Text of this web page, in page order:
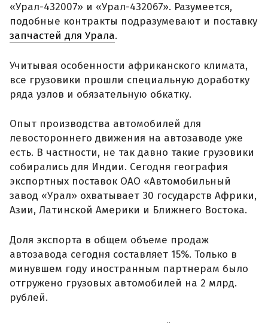
«Урал-432007» и «Урал-432067». Разумеется,
подобные контракты подразумевают и поставку
запчастей для Урала.
Учитывая особенности африканского климата,
все грузовики прошли специальную доработку
ряда узлов и обязательную обкатку.
Опыт производства автомобилей для
левостороннего движения на автозаводе уже
есть. В частности, не так давно такие грузовики
собирались для Индии. Сегодня география
экспортных поставок ОАО «Автомобильный
завод «Урал» охватывает 30 государств Африки,
Азии, Латинской Америки и Ближнего Востока.
Доля экспорта в общем объеме продаж
автозавода сегодня составляет 15%. Только в
минувшем году иностранным партнерам было
отгружено грузовых автомобилей на 2 млрд.
рублей.